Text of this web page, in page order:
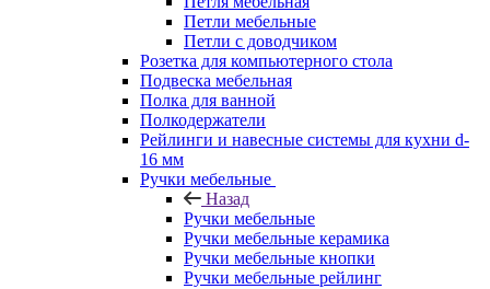
Петли мебельные
Петли с доводчиком
Розетка для компьютерного стола
Подвеска мебельная
Полка для ванной
Полкодержатели
Рейлинги и навесные системы для кухни d-
16 мм
Ручки мебельные
Назад
Ручки мебельные
Ручки мебельные керамика
Ручки мебельные кнопки
Ручки мебельные рейлинг